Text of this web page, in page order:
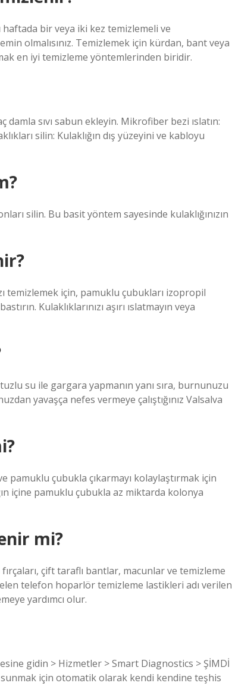
bir veya iki kez temizlemeli ve
olmalısınız. Temizlemek için kürdan, bant veya
en iyi temizleme yöntemlerinden biridir.
damla sıvı sabun ekleyin. Mikrofiber bezi ıslatın:
silin: Kulaklığın dış yüzeyini ve kabloyu
silin. Bu basit yöntem sayesinde kulaklığınızın
temizlemek için, pamuklu çubukları izopropil
Kulaklıklarınızı aşırı ıslatmayın veya
su ile gargara yapmanın yanı sıra, burnunuzu
yavaşça nefes vermeye çalıştığınız Valsalva
pamuklu çubukla çıkarmayı kolaylaştırmak için
içine pamuklu çubukla az miktarda kolonya
mi?
çift taraflı bantlar, macunlar ve temizleme
telefon hoparlör temizleme lastikleri adı verilen
yardımcı olur.
gidin > Hizmetler > Smart Diagnostics > ŞİMDİ
için otomatik olarak kendi kendine teşhis